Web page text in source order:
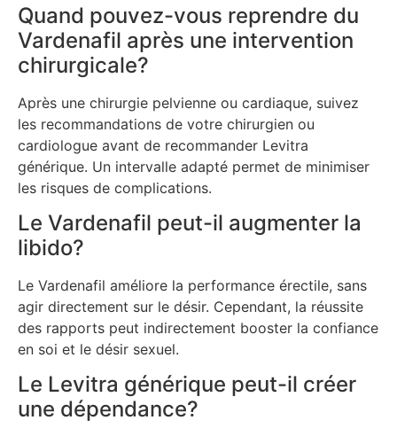
Quand pouvez-vous reprendre du
Vardenafil après une intervention
chirurgicale?
Après une chirurgie pelvienne ou cardiaque, suivez
les recommandations de votre chirurgien ou
cardiologue avant de recommander Levitra
générique. Un intervalle adapté permet de minimiser
les risques de complications.
Le Vardenafil peut-il augmenter la
libido?
Le Vardenafil améliore la performance érectile, sans
agir directement sur le désir. Cependant, la réussite
des rapports peut indirectement booster la confiance
en soi et le désir sexuel.
Le Levitra générique peut-il créer
une dépendance?